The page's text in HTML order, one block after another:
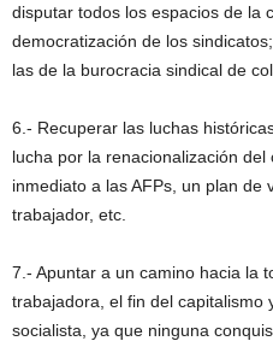
disputar todos los espacios de la
democratización de los
las de la burocracia sindical de
6.- Recuperar las luchas
lucha por la renacionalización
inmediato a las AFPs, un plan de
trabajador, etc.
7.- Apuntar a un camino hacia la
trabajadora, el fin del capitalismo
socialista, ya que ninguna